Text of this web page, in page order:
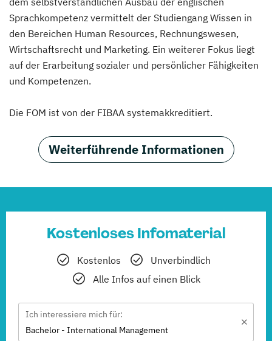
Sprachkompetenz vermittelt der Studiengang Wissen in
den Bereichen Human Resources, Rechnungswesen,
Wirtschaftsrecht und Marketing. Ein weiterer Fokus liegt
auf der Erarbeitung sozialer und persönlicher Fähigkeiten
und Kompetenzen.
Die FOM ist von der FIBAA systemakkreditiert.
Weiterführende Informationen
Kostenloses Infomaterial
Kostenlos
Unverbindlich
Alle Infos auf einen Blick
Ich interessiere mich für:
Bachelor - International Management